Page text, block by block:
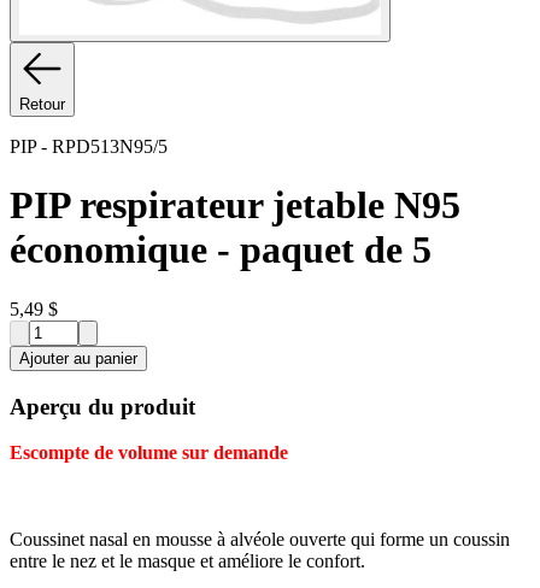
Retour
PIP- RPD513N95/5
PIP respirateur jetable N95
économique - paquet de 5
5,49 $
Ajouter au panier
Aperçu du produit
Escompte de volume sur demande
Coussinet nasal en mousse à alvéole ouverte qui forme un coussin
entre le nez et le masque et améliore le confort.